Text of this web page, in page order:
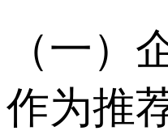
（一
作为推